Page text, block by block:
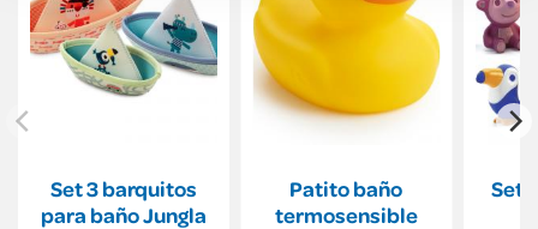
Set 3 barquitos
para baño Jungla
Patito baño
termosensible
Set